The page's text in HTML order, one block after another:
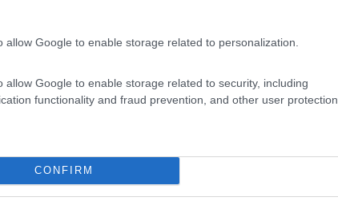
allow Google to enable storage related to personalization.
allow Google to enable storage related to security, including
functionality and fraud prevention, and other user protection.
CONFIRM
agriturismo, zona camper con 9 grandi piazzole pia...
Posizione